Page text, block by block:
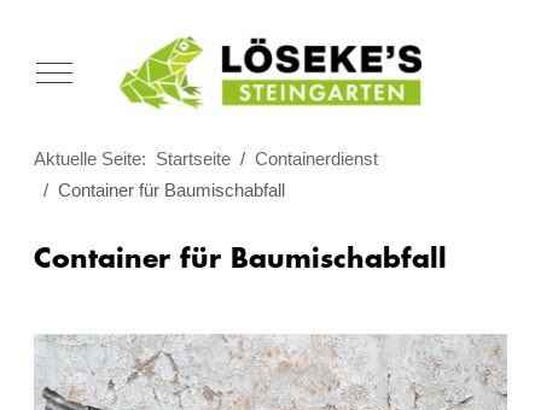
Mobile Menu Toggle
Aktuelle Seite: Startseite
Containerdienst
Container für Baumischabfall
Container für Baumischabfall